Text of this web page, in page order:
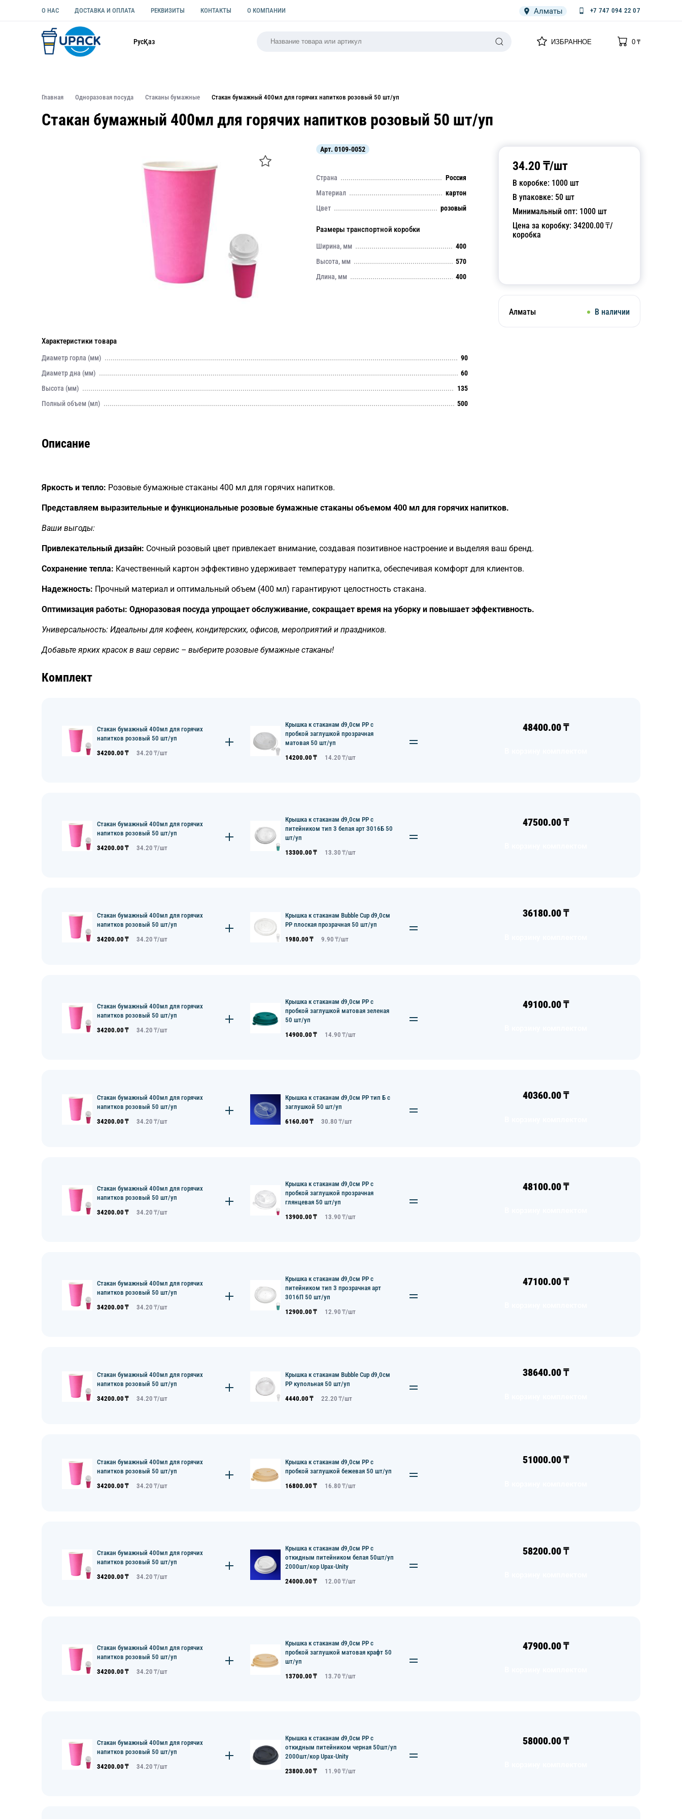
О НАС ДОСТАВКА И ОПЛАТА РЕКВИЗИТЫ КОНТАКТЫ О КОМПАНИИ Алматы +7 747 094 22 07
РусҚаз ИЗБРАННОЕ
0
0₸
Главная Одноразовая посуда Стаканы бумажные Стакан бумажный 400мл для горячих напитков розовый 50 шт/уп
Стакан бумажный 400мл для горячих напитков розовый 50 шт/уп
34.20 ₸/шт
В коробке: 1000 шт
В упаковке: 50 шт
Минимальный опт: 1000 шт
Цена за коробку: 34200.00₸/
коробка
Алматы В наличии
Арт. 0109-0052
Страна
Россия
Материал
картон
Цвет
розовый
Размеры транспортной коробки
Ширина, мм
400
Высота, мм
570
Длина, мм
400
Характеристики товара
Диаметр горла (мм)
90
Диаметр дна (мм)
60
Высота (мм)
135
Полный объем (мл)
500
Описание
Яркость и тепло: Розовые бумажные стаканы 400 мл для горячих напитков.
Представляем выразительные и функциональные розовые бумажные стаканы объемом 400 мл для горячих напитков.
Ваши выгоды:
Привлекательный дизайн: Сочный розовый цвет привлекает внимание, создавая позитивное настроение и выделяя ваш бренд.
Сохранение тепла: Качественный картон эффективно удерживает температуру напитка, обеспечивая комфорт для клиентов.
Надежность: Прочный материал и оптимальный объем (400 мл) гарантируют целостность стакана.
Оптимизация работы: Одноразовая посуда упрощает обслуживание, сокращает время на уборку и повышает эффективность.
Универсальность: Идеальны для кофеен, кондитерских, офисов, мероприятий и праздников.
Добавьте ярких красок в ваш сервис – выберите розовые бумажные стаканы!
Комплект
Стакан бумажный 400мл для горячих
напитков розовый 50 шт/уп
34200.00 ₸ 34.20 ₸/шт
Крышка к стаканам d9,0см PP с
пробкой заглушкой прозрачная
матовая 50 шт/уп
14200.00 ₸ 14.20 ₸/шт
48400.00₸
Стакан бумажный 400мл для горячих
напитков розовый 50 шт/уп
34200.00 ₸ 34.20 ₸/шт
Крышка к стаканам d9,0см PP с
питейником тип 3 белая арт 3016Б 50
шт/уп
13300.00 ₸ 13.30 ₸/шт
47500.00₸
Стакан бумажный 400мл для горячих
напитков розовый 50 шт/уп
34200.00 ₸ 34.20 ₸/шт
Крышка к стаканам Bubble Cup d9,0см
PP плоская прозрачная 50 шт/уп
1980.00 ₸ 9.90 ₸/шт
36180.00₸
Стакан бумажный 400мл для горячих
напитков розовый 50 шт/уп
34200.00 ₸ 34.20 ₸/шт
Крышка к стаканам d9,0см PP с
пробкой заглушкой матовая зеленая
50 шт/уп
14900.00 ₸ 14.90 ₸/шт
49100.00₸
Стакан бумажный 400мл для горячих
напитков розовый 50 шт/уп
34200.00 ₸ 34.20 ₸/шт
Крышка к стаканам d9,0см PP тип Б с
заглушкой 50 шт/уп
6160.00 ₸ 30.80 ₸/шт
40360.00₸
Стакан бумажный 400мл для горячих
напитков розовый 50 шт/уп
34200.00 ₸ 34.20 ₸/шт
Крышка к стаканам d9,0см PP с
пробкой заглушкой прозрачная
глянцевая 50 шт/уп
13900.00 ₸ 13.90 ₸/шт
48100.00₸
Стакан бумажный 400мл для горячих
напитков розовый 50 шт/уп
34200.00 ₸ 34.20 ₸/шт
Крышка к стаканам d9,0см PP с
питейником тип 3 прозрачная арт
3016П 50 шт/уп
12900.00 ₸ 12.90 ₸/шт
47100.00₸
Стакан бумажный 400мл для горячих
напитков розовый 50 шт/уп
34200.00 ₸ 34.20 ₸/шт
Крышка к стаканам Bubble Cup d9,0см
PP купольная 50 шт/уп
4440.00 ₸ 22.20 ₸/шт
38640.00₸
Стакан бумажный 400мл для горячих
напитков розовый 50 шт/уп
34200.00 ₸ 34.20 ₸/шт
Крышка к стаканам d9,0см PP с
пробкой заглушкой бежевая 50 шт/уп
16800.00 ₸ 16.80 ₸/шт
51000.00₸
Стакан бумажный 400мл для горячих
напитков розовый 50 шт/уп
34200.00 ₸ 34.20 ₸/шт
Крышка к стаканам d9,0см PP с
откидным питейником белая 50шт/уп
2000шт/кор Upax-Unity
24000.00 ₸ 12.00 ₸/шт
58200.00₸
Стакан бумажный 400мл для горячих
напитков розовый 50 шт/уп
34200.00 ₸ 34.20 ₸/шт
Крышка к стаканам d9,0см PP с
пробкой заглушкой матовая крафт 50
шт/уп
13700.00 ₸ 13.70 ₸/шт
47900.00₸
Стакан бумажный 400мл для горячих
напитков розовый 50 шт/уп
34200.00 ₸ 34.20 ₸/шт
Крышка к стаканам d9,0см PP с
откидным питейником черная 50шт/уп
2000шт/кор Upax-Unity
23800.00 ₸ 11.90 ₸/шт
58000.00₸